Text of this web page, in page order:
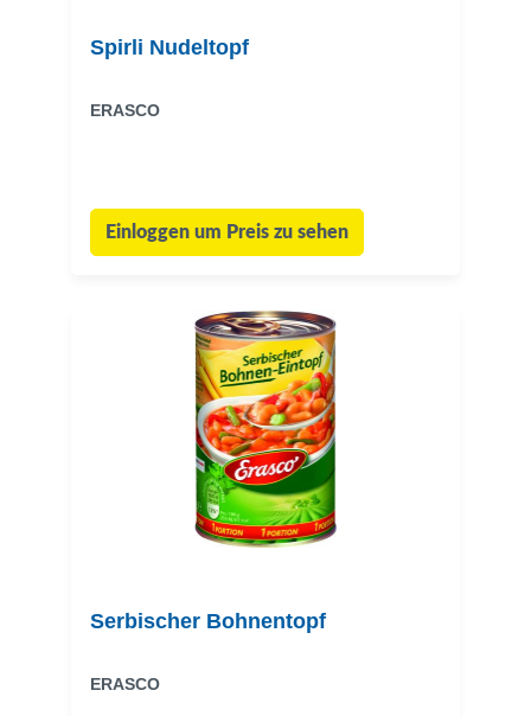
Spirli Nudeltopf
ERASCO
Einloggen um Preis zu sehen
Serbischer Bohnentopf
ERASCO